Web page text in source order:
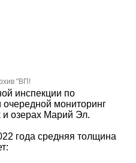
"ВП!
инспекции по
мониторинг
и озерах Марий Эл.
года средняя толщина